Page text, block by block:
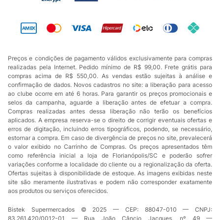
Preços e condições de pagamento válidos exclusivamente para compras
realizadas pela Internet. Pedido mínimo de R$ 99,00. Frete grátis para
compras acima de R$ 550,00. As vendas estão sujeitas à análise e
confirmação de dados. Novos cadastros no site: a liberação para acesso
ao clube ocorre em até 6 horas. Para garantir os preços promocionais e
selos da campanha, aguarde a liberação antes de efetuar a compra.
Compras realizadas antes dessa liberação não terão os benefícios
aplicados. A empresa reserva-se o direito de corrigir eventuais ofertas e
erros de digitação, incluindo erros tipográficos, podendo, se necessário,
estornar a compra. Em caso de divergência de preços no site, prevalecerá
o valor exibido no Carrinho de Compras. Os preços apresentados têm
como referência inicial a loja de Florianópolis/SC e poderão sofrer
variações conforme a localidade do cliente ou a regionalização da oferta.
Ofertas sujeitas à disponibilidade de estoque. As imagens exibidas neste
site são meramente ilustrativas e podem não corresponder exatamente
aos produtos ou serviços oferecidos.
Bistek Supermercados © 2025 — CEP: 88047-010 — CNPJ:
83.261.420/0012-01 — Rua João Câncio Jacques, nº 49 —